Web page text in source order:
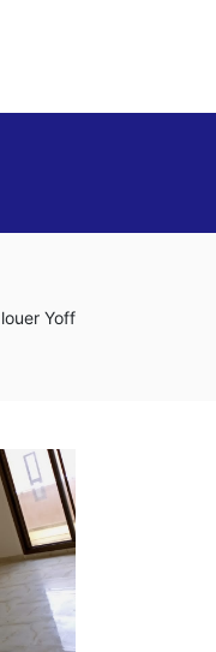
Yoff